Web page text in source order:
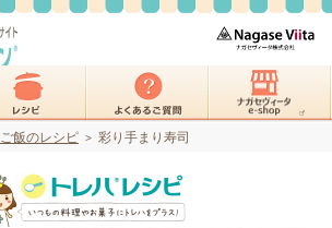
ご飯のレシピ > 彩り手まり寿司